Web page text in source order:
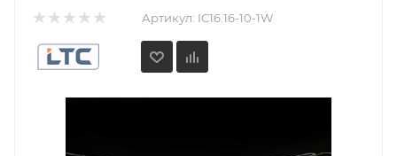
Артикул: IC16.16-10-1W